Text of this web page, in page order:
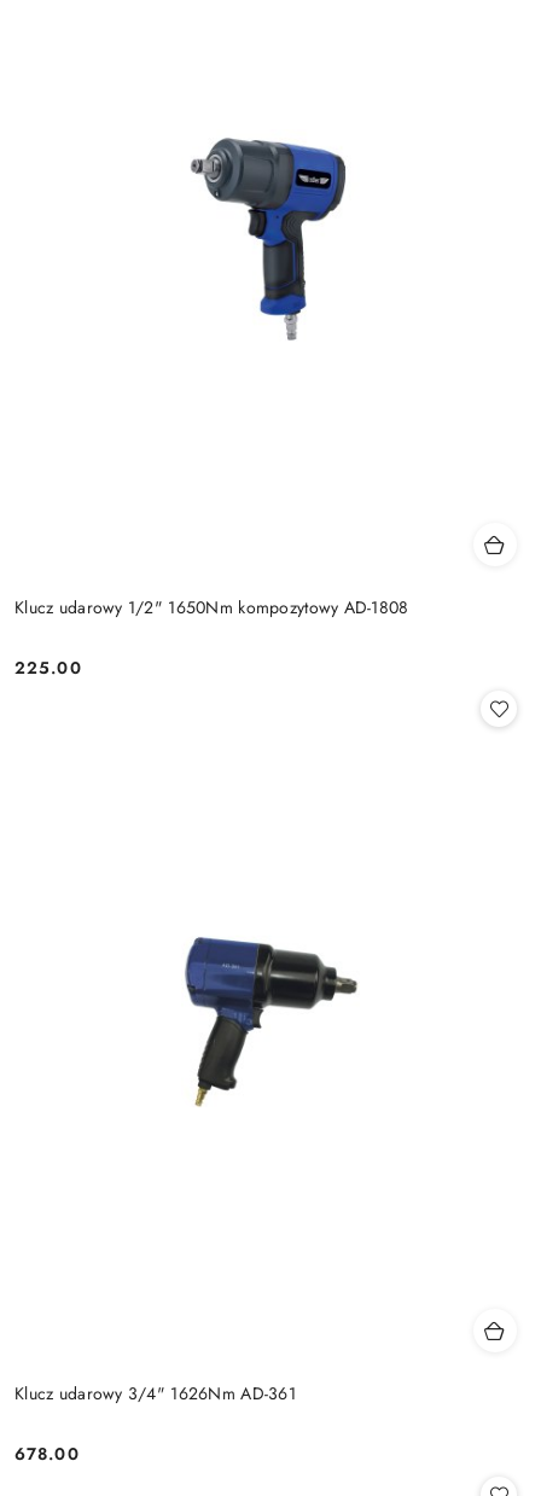
Klucz udarowy 1/2" 1650Nm kompozytowy AD-1808
Cena:
225.00
Klucz udarowy 3/4" 1626Nm AD-361
Cena:
678.00